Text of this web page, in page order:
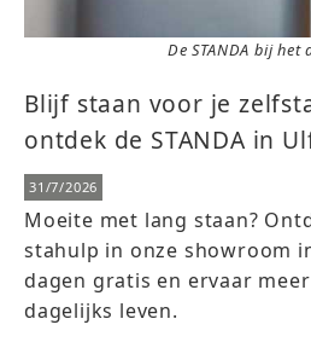
De STANDA bij het
Blijf staan voor je
ontdek de STANDA in
31/7/2026
Moeite met lang staan?
stahulp in onze showroom
dagen gratis en ervaar
dagelijks leven.